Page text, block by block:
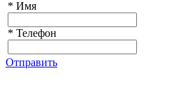
* Имя
* Телефон
Отправить